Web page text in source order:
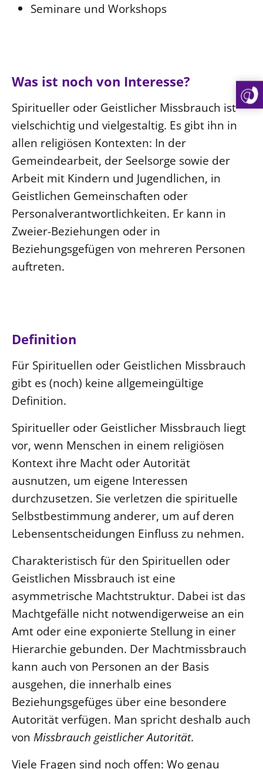
Seminare und Workshops
Was ist noch von Interesse?
Spiritueller oder Geistlicher Missbrauch ist
vielschichtig und vielgestaltig. Es gibt ihn in
allen religiösen Kontexten: In der
Gemeindearbeit, der Seelsorge sowie der
Arbeit mit Kindern und Jugendlichen, in
Geistlichen Gemeinschaften oder
Personalverantwortlichkeiten. Er kann in
Zweier-Beziehungen oder in
Beziehungsgefügen von mehreren Personen
auftreten.
Definition
Für Spirituellen oder Geistlichen Missbrauch
gibt es (noch) keine allgemeingültige
Definition.
Spiritueller oder Geistlicher Missbrauch liegt
vor, wenn Menschen in einem religiösen
Kontext ihre Macht oder Autorität
ausnutzen, um eigene Interessen
durchzusetzen. Sie verletzen die spirituelle
Selbstbestimmung anderer, um auf deren
Lebensentscheidungen Einfluss zu nehmen.
Charakteristisch für den Spirituellen oder
Geistlichen Missbrauch ist eine
asymmetrische Machtstruktur. Dabei ist das
Machtgefälle nicht notwendigerweise an ein
Amt oder eine exponierte Stellung in einer
Hierarchie gebunden. Der Machtmissbrauch
kann auch von Personen an der Basis
ausgehen, die innerhalb eines
Beziehungsgefüges über eine besondere
Autorität verfügen. Man spricht deshalb auch
von Missbrauch geistlicher Autorität.
Viele Fragen sind noch offen: Wo genau